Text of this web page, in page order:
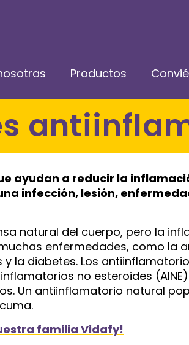
Productos
ayudan a reducir la
infección, lesión,
natural del cuerpo, pero la
enfermedades, como la
la diabetes. Los
no esteroides
Un antiinflamatorio natural
familia Vidafy!